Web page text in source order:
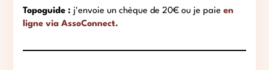
Topoguide : j'envoie un chèque de 20€ ou je paieen
ligne via AssoConnect.